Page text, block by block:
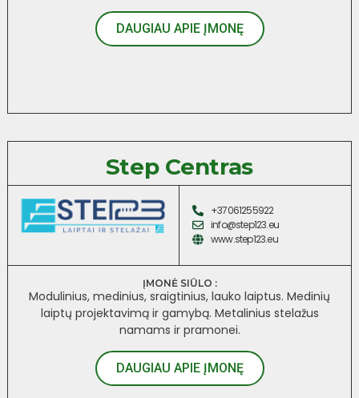
DAUGIAU APIE ĮMONĘ
Step Centras
+37061255922
info@step123.eu
www.step123.eu
ĮMONĖ SIŪLO :
Modulinius, medinius, sraigtinius, lauko laiptus. Medinių
laiptų projektavimą ir gamybą. Metalinius stelažus
namams ir pramonei.
DAUGIAU APIE ĮMONĘ